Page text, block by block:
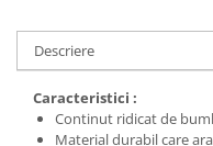
Capsatoare ,
pistoale silicon
Chei si truse chei
Ciocane , clesti si foarfeci
Descriere
Caracteristici :
Continut ridicat de
Material durabil care